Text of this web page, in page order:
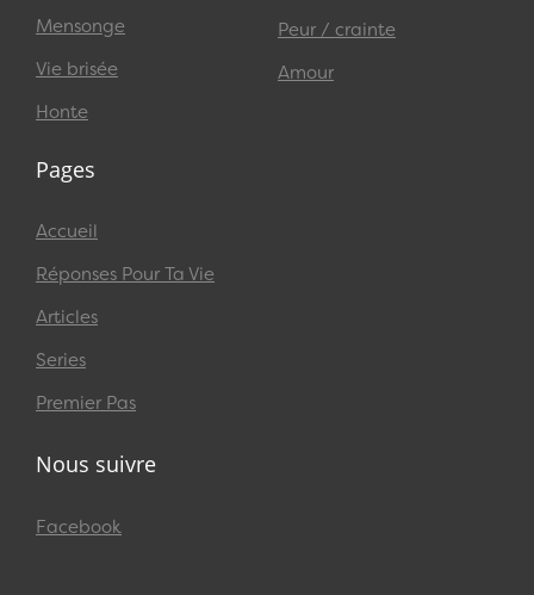
Mensonge
Vie brisée
Honte
Peur / crainte
Amour
Pages
Accueil
Réponses Pour Ta Vie
Articles
Series
Premier Pas
Nous suivre
Facebook